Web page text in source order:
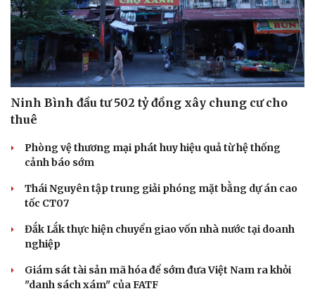
Ninh Bình đầu tư 502 tỷ đồng xây chung cư cho
thuê
Phòng vệ thương mại phát huy hiệu quả từ hệ thống
cảnh báo sớm
Thái Nguyên tập trung giải phóng mặt bằng dự án cao
tốc CT07
Đắk Lắk thực hiện chuyển giao vốn nhà nước tại doanh
nghiệp
Giám sát tài sản mã hóa để sớm đưa Việt Nam ra khỏi
"danh sách xám" của FATF